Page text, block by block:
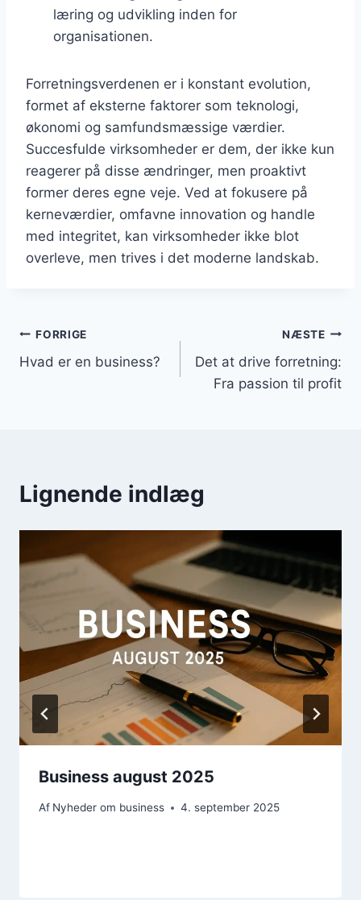
læring og udvikling inden for
organisationen.
Forretningsverdenen er i konstant evolution,
formet af eksterne faktorer som teknologi,
økonomi og samfundsmæssige værdier.
Succesfulde virksomheder er dem, der ikke kun
reagerer på disse ændringer, men proaktivt
former deres egne veje. Ved at fokusere på
kerneværdier, omfavne innovation og handle
med integritet, kan virksomheder ikke blot
overleve, men trives i det moderne landskab.
Indlægsnavigation
FORRIGE
Hvad er en business?
NÆSTE
Det at drive forretning:
Fra passion til profit
Lignende indlæg
Business august 2025
Af Nyheder om business 4. september 2025